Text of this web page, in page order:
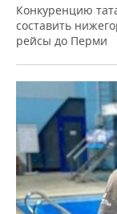
Конкуренцию
составить
рейсы до Перми